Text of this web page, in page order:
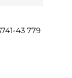
43 779